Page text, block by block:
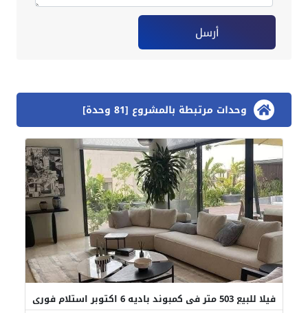
أرسل
وحدات مرتبطة بالمشروع [81 وحدة]
فيلا للبيع 503 متر في كمبوند باديه 6 اكتوبر استلام فوري